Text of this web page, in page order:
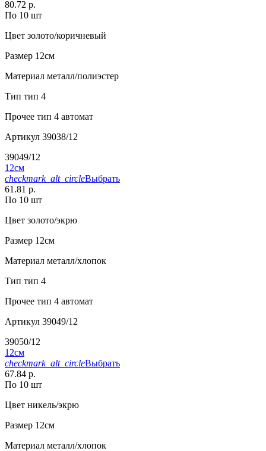
80.72 р.
По 10 шт
Цвет золото/коричневый
Размер 12см
Материал металл/полиэстер
Тип тип 4
Прочее тип 4 автомат
Артикул 39038/12
39049/12
12см
checkmark_alt_circleВыбрать
61.81 р.
По 10 шт
Цвет золото/экрю
Размер 12см
Материал металл/хлопок
Тип тип 4
Прочее тип 4 автомат
Артикул 39049/12
39050/12
12см
checkmark_alt_circleВыбрать
67.84 р.
По 10 шт
Цвет никель/экрю
Размер 12см
Материал металл/хлопок